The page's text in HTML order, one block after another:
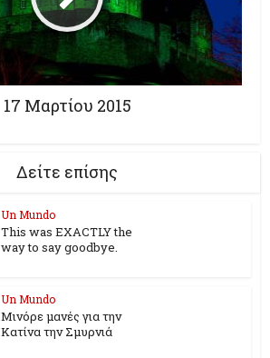
17 Mαρτίου 2015
Δείτε επίσης
Un Mundo
This was EXACTLY the
way to say goodbye.
Un Mundo
Μινόρε μανές για την
Κατίνα την Σμυρνιά